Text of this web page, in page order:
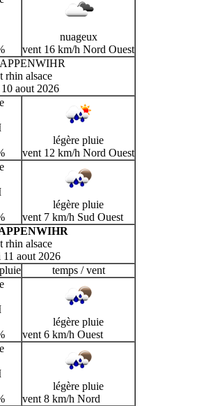
nuageux
vent 16 km/h Nord Ouest
rhin alsace
aout 2026
légère pluie
vent 12 km/h Nord Ouest
légère pluie
vent 7 km/h Sud Ouest
rhin alsace
11 aout 2026
temps / vent
légère pluie
vent 6 km/h Ouest
légère pluie
vent 8 km/h Nord